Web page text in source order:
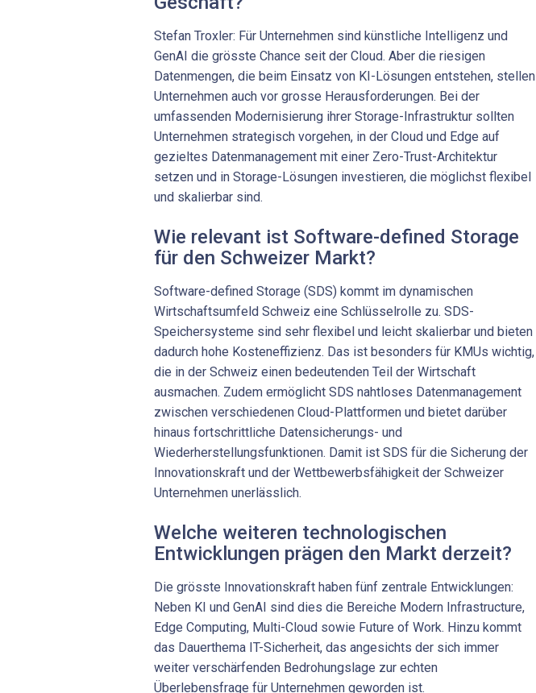
Stefan Troxler: Für Unternehmen sind künstliche Intelligenz und
GenAI die grösste Chance seit der Cloud. Aber die riesigen
Datenmengen, die beim Einsatz von KI-Lösungen entstehen, stellen
Unternehmen auch vor grosse Herausforderungen. Bei der
umfassenden Modernisierung ihrer Storage-Infrastruktur sollten
Unternehmen strategisch vorgehen, in der Cloud und Edge auf
gezieltes Datenmanagement mit einer Zero-Trust-Architektur
setzen und in Storage-Lösungen investieren, die möglichst flexibel
und skalierbar sind.
Wie relevant ist Software-defined Storage
für den Schweizer Markt?
Software-defined Storage (SDS) kommt im dynamischen
Wirtschaftsumfeld Schweiz eine Schlüsselrolle zu. SDS-
Speichersysteme sind sehr flexibel und leicht skalierbar und bieten
dadurch hohe Kosteneffizienz. Das ist besonders für KMUs wichtig,
die in der Schweiz einen bedeutenden Teil der Wirtschaft
ausmachen. Zudem ermöglicht SDS nahtloses Datenmanagement
zwischen verschiedenen Cloud-Plattformen und bietet darüber
hinaus fortschrittliche Datensicherungs- und
Wiederherstellungsfunktionen. Damit ist SDS für die Sicherung der
Innovationskraft und der Wettbewerbsfähigkeit der Schweizer
Unternehmen unerlässlich.
Welche weiteren technologischen
Entwicklungen prägen den Markt derzeit?
Die grösste Innovationskraft haben fünf zentrale Entwicklungen:
Neben KI und GenAI sind dies die Bereiche Modern Infrastructure,
Edge Computing, Multi-Cloud sowie Future of Work. Hinzu kommt
das Dauerthema IT-Sicherheit, das angesichts der sich immer
weiter verschärfenden ­Bedrohungslage zur echten
Überlebensfrage für Unternehmen geworden ist.